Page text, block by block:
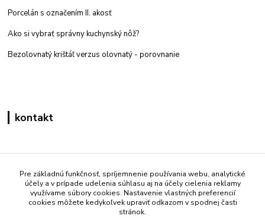
Porcelán s označením II. akosť
Ako si vybrať správny kuchynský nôž?
Bezolovnatý krištáľ verzus olovnatý - porovnanie
kontakt
+421 908 861 051
(Po - Pia 7:30-15:30)
info@mati.sk
Pre základnú funkčnosť, spríjemnenie používania webu, analytické
účely a v prípade udelenia súhlasu aj na účely cielenia reklamy
využívame súbory cookies. Nastavenie vlastných preferencií
cookies môžete kedykoľvek upraviť odkazom v spodnej časti
stránok.